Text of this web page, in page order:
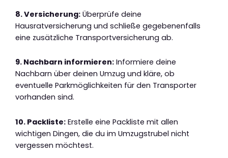
8. Versicherung: Überprüfe deine
Hausratversicherung und schließe gegebenenfalls
eine zusätzliche Transportversicherung ab.
9. Nachbarn informieren: Informiere deine
Nachbarn über deinen Umzug und kläre, ob
eventuelle Parkmöglichkeiten für den Transporter
vorhanden sind.
10. Packliste: Erstelle eine Packliste mit allen
wichtigen Dingen, die du im Umzugstrubel nicht
vergessen möchtest.